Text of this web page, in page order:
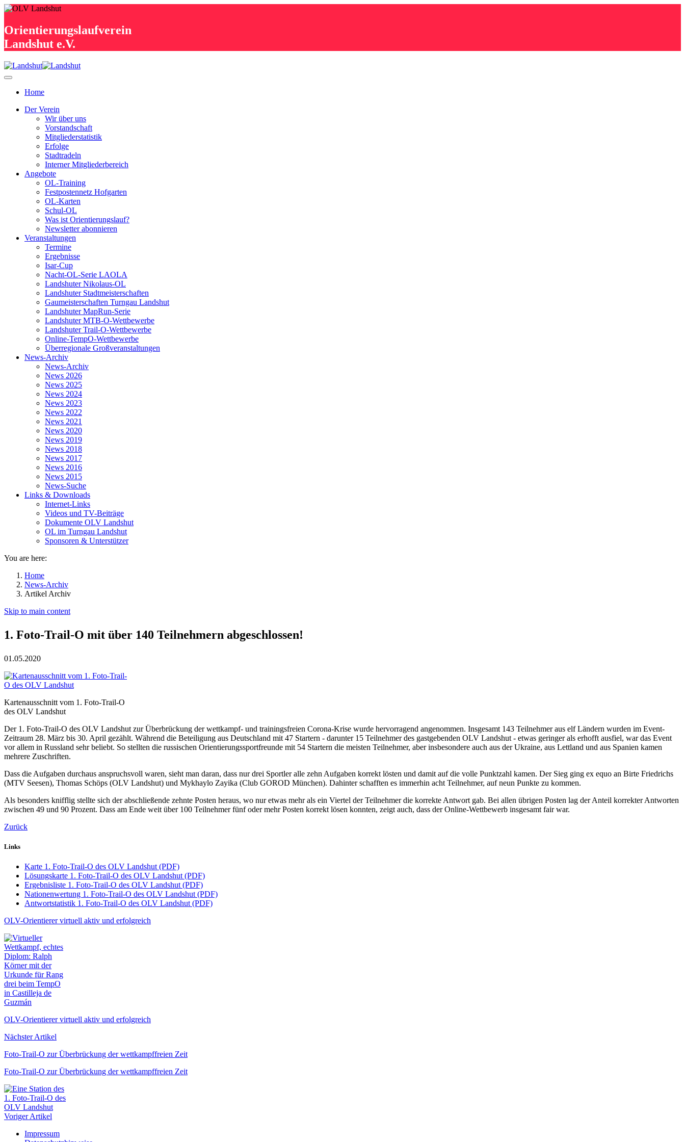
Orientierungslaufverein
Landshut e.V.
Home
Der Verein
Wir über uns
Vorstandschaft
Mitgliederstatistik
Erfolge
Stadtradeln
Interner Mitgliederbereich
Angebote
OL-Training
Festpostennetz Hofgarten
OL-Karten
Schul-OL
Was ist Orientierungslauf?
Newsletter abonnieren
Veranstaltungen
Termine
Ergebnisse
Isar-Cup
Nacht-OL-Serie LAOLA
Landshuter Nikolaus-OL
Landshuter Stadtmeisterschaften
Gaumeisterschaften Turngau Landshut
Landshuter MapRun-Serie
Landshuter MTB-O-Wettbewerbe
Landshuter Trail-O-Wettbewerbe
Online-TempO-Wettbewerbe
Überregionale Großveranstaltungen
News-Archiv
News-Archiv
News 2026
News 2025
News 2024
News 2023
News 2022
News 2021
News 2020
News 2019
News 2018
News 2017
News 2016
News 2015
News-Suche
Links & Downloads
Internet-Links
Videos und TV-Beiträge
Dokumente OLV Landshut
OL im Turngau Landshut
Sponsoren & Unterstützer
You are here:
Home
News-Archiv
Artikel Archiv
Skip to main content
1. Foto-Trail-O mit über 140 Teilnehmern abgeschlossen!
01.05.2020
Kartenausschnitt vom 1. Foto-Trail-O
des OLV Landshut
Der 1. Foto-Trail-O des OLV Landshut zur Überbrückung der wettkampf- und trainingsfreien Corona-Krise wurde hervorragend angenommen. Insgesamt 143 Teilnehmer aus elf Ländern wurden im Event-
Zeitraum 28. März bis 30. April gezählt. Während die Beteiligung aus Deutschland mit 47 Startern - darunter 15 Teilnehmer des gastgebenden OLV Landshut - etwas geringer als erhofft ausfiel, war das Event
vor allem in Russland sehr beliebt. So stellten die russischen Orientierungssportfreunde mit 54 Startern die meisten Teilnehmer, aber insbesondere auch aus der Ukraine, aus Lettland und aus Spanien kamen
mehrere Zuschriften.
Dass die Aufgaben durchaus anspruchsvoll waren, sieht man daran, dass nur drei Sportler alle zehn Aufgaben korrekt lösten und damit auf die volle Punktzahl kamen. Der Sieg ging ex equo an Birte Friedrichs
(MTV Seesen), Thomas Schöps (OLV Landshut) und Mykhaylo Zayika (Club GOROD München). Dahinter schafften es immerhin acht Teilnehmer, auf neun Punkte zu kommen.
Als besonders knifflig stellte sich der abschließende zehnte Posten heraus, wo nur etwas mehr als ein Viertel der Teilnehmer die korrekte Antwort gab. Bei allen übrigen Posten lag der Anteil korrekter Antworten
zwischen 49 und 90 Prozent. Dass am Ende weit über 100 Teilnehmer fünf oder mehr Posten korrekt lösen konnten, zeigt auch, dass der Online-Wettbewerb insgesamt fair war.
Zurück
Links
Karte 1. Foto-Trail-O des OLV Landshut (PDF)
Lösungskarte 1. Foto-Trail-O des OLV Landshut (PDF)
Ergebnisliste 1. Foto-Trail-O des OLV Landshut (PDF)
Nationenwertung 1. Foto-Trail-O des OLV Landshut (PDF)
Antwortstatistik 1. Foto-Trail-O des OLV Landshut (PDF)
OLV-Orientierer virtuell aktiv und erfolgreich
OLV-Orientierer virtuell aktiv und erfolgreich
Nächster Artikel
Foto-Trail-O zur Überbrückung der wettkampffreien Zeit
Foto-Trail-O zur Überbrückung der wettkampffreien Zeit
Voriger Artikel
Impressum